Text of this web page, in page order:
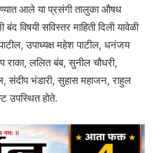
आले या प्रसंगी तालुका औषध
विषयी सविस्तर माहिती दिली यावेळी
उपाध्यक्ष महेश पाटील, धनंजय
राका, ललित बंब, सुनील चौधरी,
संदीप भंडारी, सुहास महाजन, राहुल
उपस्थित होते.